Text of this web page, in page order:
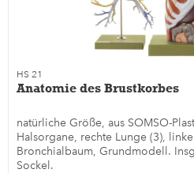
HS 21
Anatomie des Brustkorbes
natürliche Größe, aus SOMSO-
Halsorgane, rechte Lunge (3),
Bronchialbaum, Grundmodell.
Sockel.